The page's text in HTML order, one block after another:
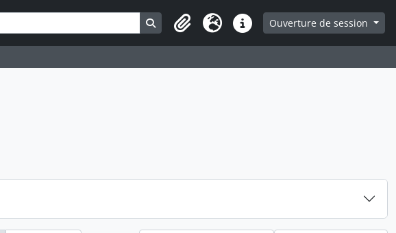
Search in browse page
Presse-papier
LangueLiens rapidesOuverture de session